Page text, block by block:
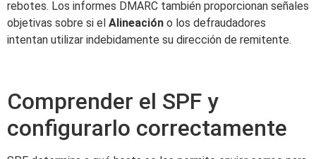
rebotes. Los informes DMARC también proporcionan señales
objetivas sobre si el Alineación o los defraudadores
intentan utilizar indebidamente su dirección de remitente.
Comprender el SPF y
configurarlo correctamente